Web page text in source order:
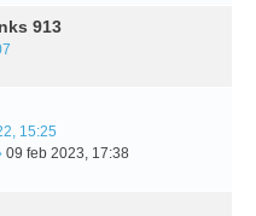
913
15:25
09 feb 2023, 17:38